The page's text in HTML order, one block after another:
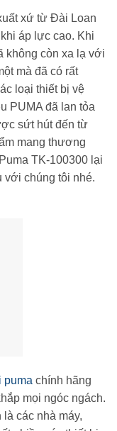
xứ từ Đài Loan
áp lực cao. Khi
không còn xa lạ với
mà đã có rất
loại thiết bị vệ
PUMA đã lan tỏa
sứt hút đến từ
mang thương
TK-100300 lại
với chúng tôi nhé.
puma chính hãng
mọi ngóc ngách.
các nhà máy,